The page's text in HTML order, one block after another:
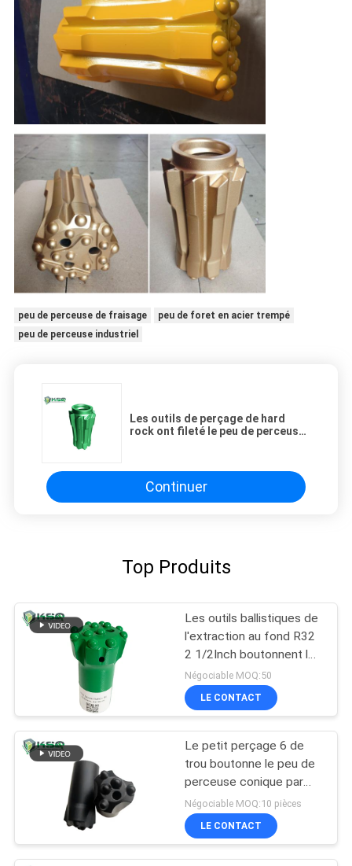
peu de perceuse de fraisage
peu de foret en acier trempé
peu de perceuse industriel
Les outils de perçage de hard
rock ont fileté le peu de perceuse
Continuer
Top Produits
Les outils ballistiques de
l'extraction au fond R32
2 1/2Inch boutonnent le
peu de perceuse
Négociable MOQ:50
LE CONTACT
Le petit perçage 6 de
trou boutonne le peu de
perceuse conique par
36mm de bouton de
30mm 32mm
Négociable MOQ:10 pièces
LE CONTACT